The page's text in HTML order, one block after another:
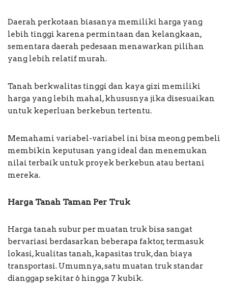
Daerah perkotaan biasanya memiliki harga yang
lebih tinggi karena permintaan dan kelangkaan,
sementara daerah pedesaan menawarkan pilihan
yang lebih relatif murah.
Tanah berkwalitas tinggi dan kaya gizi memiliki
harga yang lebih mahal, khususnya jika disesuaikan
untuk keperluan berkebun tertentu.
Memahami variabel-variabel ini bisa meong pembeli
membikin keputusan yang ideal dan menemukan
nilai terbaik untuk proyek berkebun atau bertani
mereka.
Harga Tanah Taman Per Truk
Harga tanah subur per muatan truk bisa sangat
bervariasi berdasarkan beberapa faktor, termasuk
lokasi, kualitas tanah, kapasitas truk, dan biaya
transportasi. Umumnya, satu muatan truk standar
dianggap sekitar 6 hingga 7 kubik.